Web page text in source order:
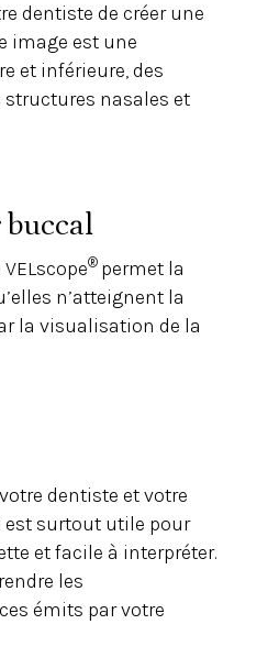
dentiste de créer une
image est une
et inférieure, des
nasales et
® permet la
n’atteignent la
la visualisation de la
dentiste et votre
est surtout utile pour
et facile à interpréter.
les
émits par votre